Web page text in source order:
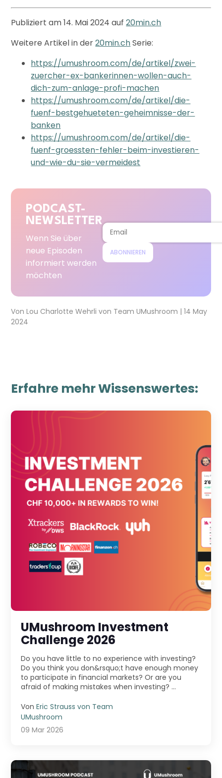
Publiziert am 14. Mai 2024 auf20min.ch
Weitere Artikel in der20min.chSerie:
https://umushroom.com/de/artikel/zwei-
zuercher-ex-bankerinnen-wollen-auch-
dich-zum-anlage-profi-machen
https://umushroom.com/de/artikel/die-
fuenf-bestgehueteten-geheimnisse-der-
banken
https://umushroom.com/de/artikel/die-
fuenf-groessten-fehler-beim-investieren-
und-wie-du-sie-vermeidest
PODCAST-
NEWSLETTER
Wenn Sie über
neue Episoden
informiert werden
möchten
ABONNIEREN
VonLou Charlotte Wehrlivon Team UMushroom |14 May
2024
Erfahre mehr Wissenswertes:
UMushroom Investment
Challenge 2026
Do you have little to no experience with investing?
Do you think you don&rsquo;t have enough money
to participate in financial markets? Or are you
afraid of making mistakes when investing? ...
VonEric Strauss von Team
UMushroom
09 Mar 2026